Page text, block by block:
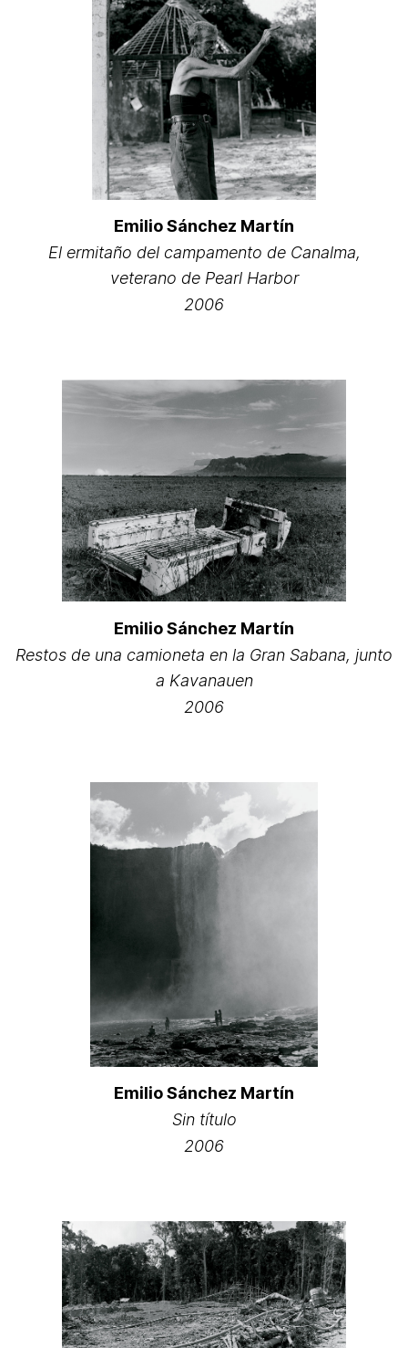
Emilio Sánchez Martín
El ermitaño del campamento de Canalma,
veterano de Pearl Harbor
2006
Emilio Sánchez Martín
Restos de una camioneta en la Gran Sabana, junto
a Kavanauen
2006
Emilio Sánchez Martín
Sin título
2006